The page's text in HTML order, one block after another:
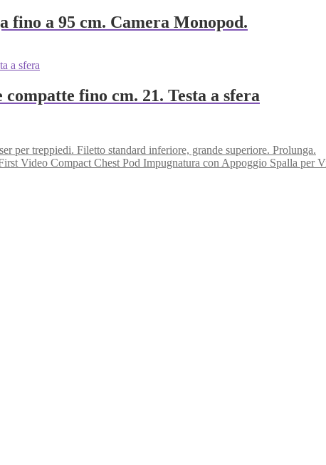
fino a 95 cm. Camera Monopod.
fino cm. 21. Testa a sfera
per treppiedi. Filetto standard inferiore, grande superiore. Prolunga.
Video Compact Chest Pod Impugnatura con Appoggio Spalla per